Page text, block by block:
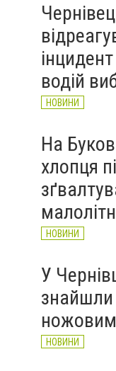
НОВИНИ
Вчора
водій
НОВИНИ
На
хлопця
НОВИНИ
У
знайшли
НОВИНИ